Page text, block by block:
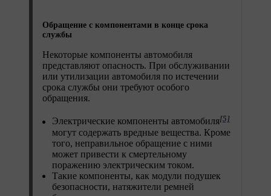
Обращение с компонентами в конце срока
службы
Некоторые компоненты автомобиля
представляют опасность. При обслуживании
или утилизации автомобиля по истечении
срока службы они требуют особого
обращения.
Электрические компоненты автомобиля[5]
могут содержать вредные вещества. Кроме
того, неправильное обращение с ними
может привести к смертельному
поражению электрическим током.
Такие компоненты, как модули подушек
безопасности, натяжители ремней